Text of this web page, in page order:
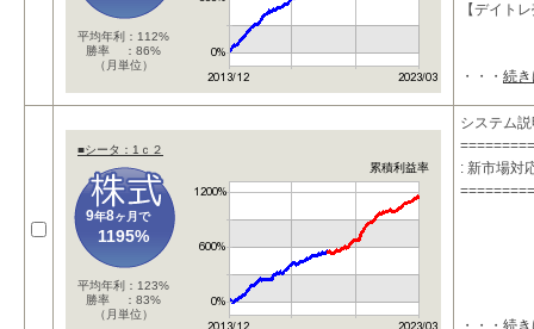
平均年利：112%
勝率 ：86%
（月単位）
【デイト
・・・ 続
■シータ：1ｃ２
累積利益率
9年8ヶ月で
1195%
平均年利：123%
勝率 ：83%
（月単位）
システム
: 新市場対
・・・ 続